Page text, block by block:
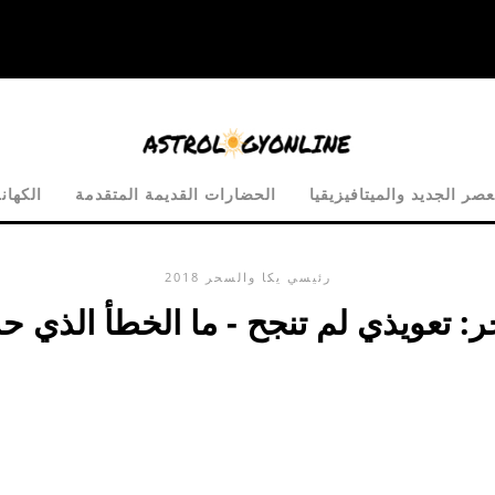
الحضارات القديمة المتقدمة الجديد والميتافيزيقيا
رئيسي يكا والسحر
تعويذي لم تنجح - ما الخطأ الذي